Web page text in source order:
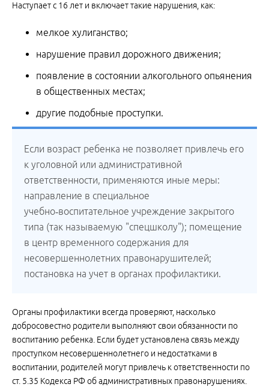
Наступает с 16 лет и включает такие нарушения, как:
мелкое хулиганство;
нарушение правил дорожного движения;
появление в состоянии алкогольного опьянения
в общественных местах;
другие подобные проступки.
Если возраст ребенка не позволяет привлечь его
к уголовной или административной
ответственности, применяются иные меры:
направление в специальное
учебно‑воспитательное учреждение закрытого
типа (так называемую "спецшколу"); помещение
в центр временного содержания для
несовершеннолетних правонарушителей;
постановка на учет в органах профилактики.
Органы профилактики всегда проверяют, насколько
добросовестно родители выполняют свои обязанности по
воспитанию ребенка. Если будет установлена связь между
проступком несовершеннолетнего и недостатками в
воспитании, родителей могут привлечь к ответственности по
ст. 5.35 Кодекса РФ об административных правонарушениях.